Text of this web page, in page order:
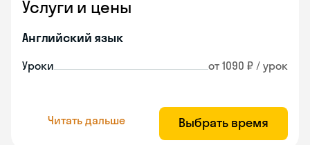
Услуги и цены
Английский язык
Уроки от 1090 ₽ / урок
Читать дальше Выбрать время